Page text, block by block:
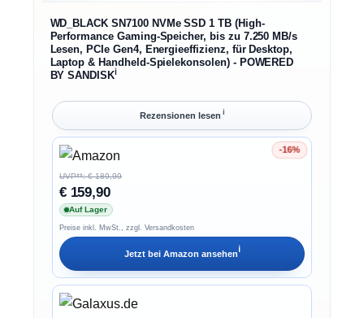
WD_BLACK SN7100 NVMe SSD 1 TB (High-
Performance Gaming-Speicher, bis zu 7.250 MB/s
Lesen, PCIe Gen4, Energieeffizienz, für Desktop,
Laptop & Handheld-Spielekonsolen) - POWERED
BY SANDISKℹ︎
Rezensionen lesen ℹ︎
-16%
Ersparnis 16%
UVP**: € 189,99
€ 159,90
Auf Lager
Preise inkl. MwSt., zzgl. Versandkosten
Jetzt bei Amazon ansehenℹ︎